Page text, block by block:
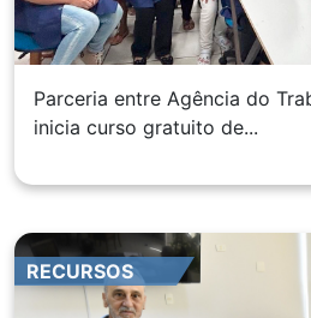
Parceria entre Agência do
inicia curso gratuito de...
RECURSOS